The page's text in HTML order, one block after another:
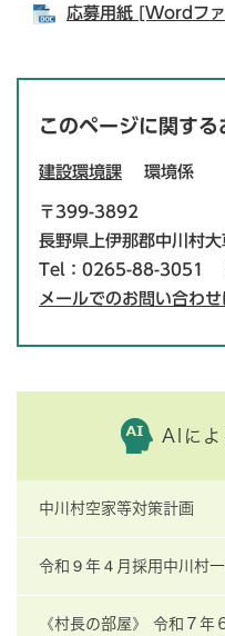
応募用紙 [Wordフ
このページに関する
建設環境課 環境係
〒399-3892
長野県上伊那郡中川村
Tel：0265-88-3051
メールでのお問い合わ
AIによ
中川村空家等対策計画
令和９年４月採用中川村
《村長の部屋》 令和７年